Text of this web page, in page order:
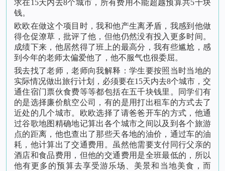
求在15天内去8个城市，所有费用不能超越预算共5千块
钱。
欧欧在做这个项目时，我和他产生离矛盾，我感到他做
得仓促潦草，批评了他，但他仍然没有投入更多时间。
成绩下来，他居然得了班上的最高分，我有些尴尬，感
到今年的老师太偏爱他了，他不服气也很委屈。
我去找了老师，老师向我解释：学生要按照当时当地的
实际情况做出旅行计划，必须要在15天内去8个城市，交
通住宿门票伙食费等等都包括在五千块钱里。同学们有
的是选择廉价航空公司，有的是用打出租车的方式去了
近处的几个城市。欧欧选择了请爸爸开车的方式，他通
过谷歌地图精确地记算出各个城市之间以及到各个旅游
点的距离，他也查出了那些天各地的油价，通过车的油
耗，他计算出了交通费用。虽然他需要支付同行父亲的
酒店和食品费用，但他的交通费用是全班最低的，所以
他有更多的预算去享受游乐场、美景和当地美食，而